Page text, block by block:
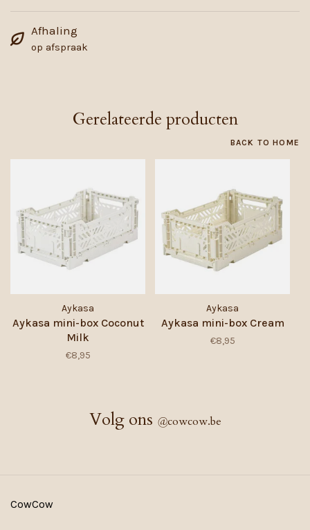
Afhaling
op afspraak
Gerelateerde producten
BACK TO HOME
Aykasa
Aykasa mini-box Coconut
Milk
€8,95
Aykasa
Aykasa mini-box Cream
€8,95
Volg ons @cowcow.be
CowCow